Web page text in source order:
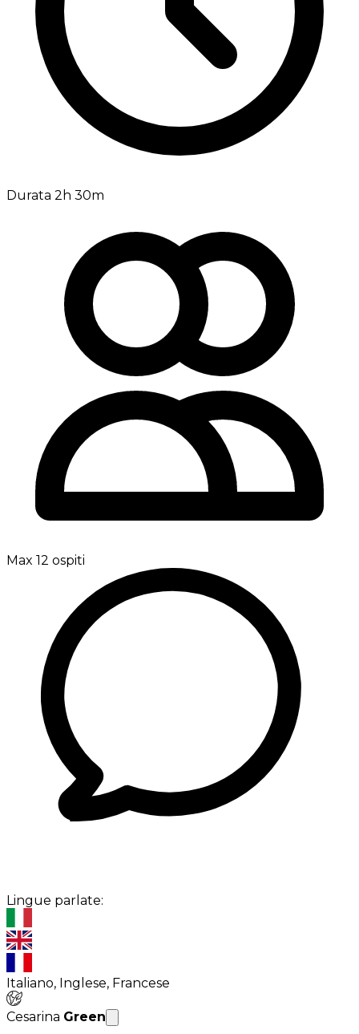
Durata 2h 30m
Max 12 ospiti
Lingue parlate:
Italiano, Inglese, Francese
Cesarina Green